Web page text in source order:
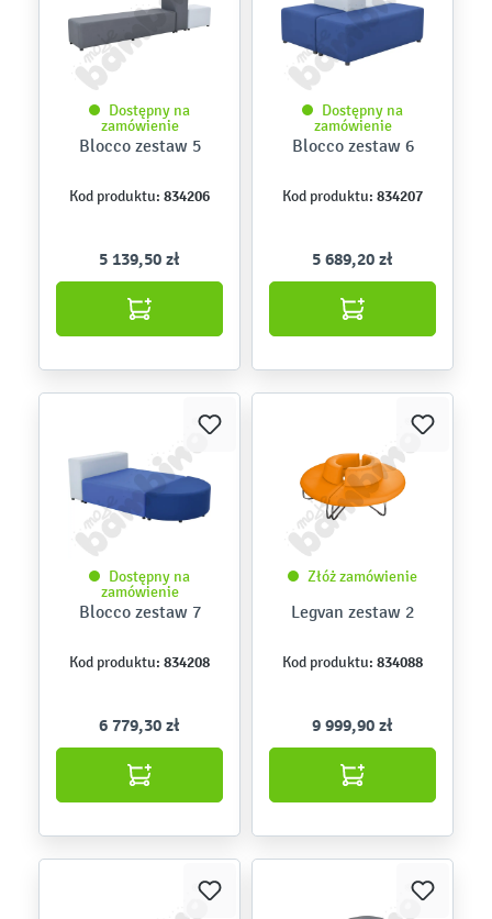
Dostępny na
zamówienie
Blocco zestaw 5
Kod produktu: 834206
5 139,50 zł
Dostępny na
zamówienie
Blocco zestaw 6
Kod produktu: 834207
5 689,20 zł
Dostępny na
zamówienie
Blocco zestaw 7
Kod produktu: 834208
6 779,30 zł
Złóż zamówienie
Legvan zestaw 2
Kod produktu: 834088
9 999,90 zł